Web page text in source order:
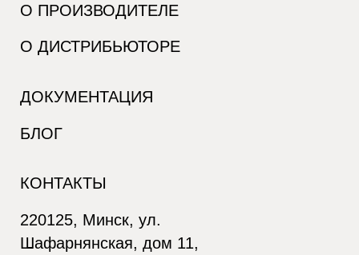
О ПРОИЗВОДИТЕЛЕ
О ДИСТРИБЬЮТОРЕ
ДОКУМЕНТАЦИЯ
БЛОГ
КОНТАКТЫ
220125, Минск, ул.
Шафарнянская, дом 11,